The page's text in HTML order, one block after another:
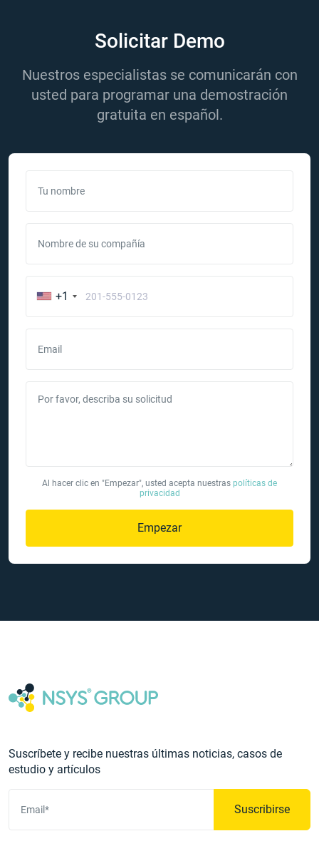
Solicitar Demo
Nuestros especialistas se comunicarán con
usted para programar una demostración
gratuita en español.
Tu nombre
Nombre de su compañía
+1
Email
Por favor, describa su solicitud
Al hacer clic en "Empezar", usted acepta nuestras políticas de
privacidad
Empezar
Suscríbete y recibe nuestras últimas noticias, casos de
estudio y artículos
Email* Suscribirse